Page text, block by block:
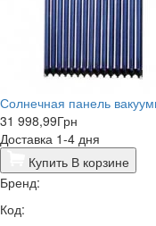
Солнечная панель
31 998,99Грн
Доставка 1-4 дня
Купить В корзине
Бренд:
Код: